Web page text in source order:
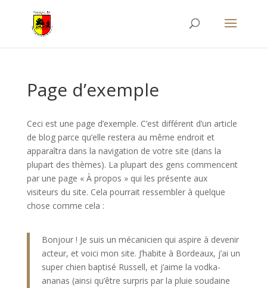
Page d’exemple
Ceci est une page d’exemple. C’est différent d’un article
de blog parce qu’elle restera au même endroit et
apparaîtra dans la navigation de votre site (dans la
plupart des thèmes). La plupart des gens commencent
par une page « À propos » qui les présente aux
visiteurs du site. Cela pourrait ressembler à quelque
chose comme cela :
Bonjour ! Je suis un mécanicien qui aspire à devenir
acteur, et voici mon site. J’habite à Bordeaux, j’ai un
super chien baptisé Russell, et j’aime la vodka-
ananas (ainsi qu’être surpris par la pluie soudaine